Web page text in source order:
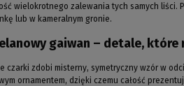
wielokrotnego zalewania tych samych liści.
lub w kameralnym gronie.
gaiwan – detale, które
czarki zdobi misterny, symetryczny wzór w
ornamentem, dzięki czemu całość